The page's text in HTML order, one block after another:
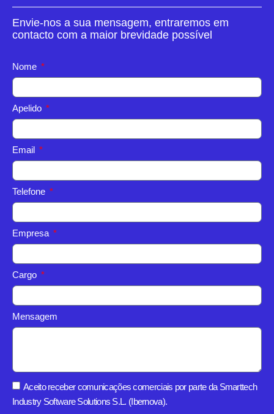
Envie-nos a sua mensagem, entraremos em
contacto com a maior brevidade possível
Nome
Apelido
Email
Telefone
Empresa
Cargo
Mensagem
Aceito receber comunicações comerciais por parte da Smarttech
Industry Software Solutions S.L. (Ibernova).